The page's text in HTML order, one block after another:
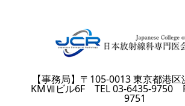
【事務局】〒105-0013 東京都港
KMⅦビル6F TEL 03-6435-9750
9751